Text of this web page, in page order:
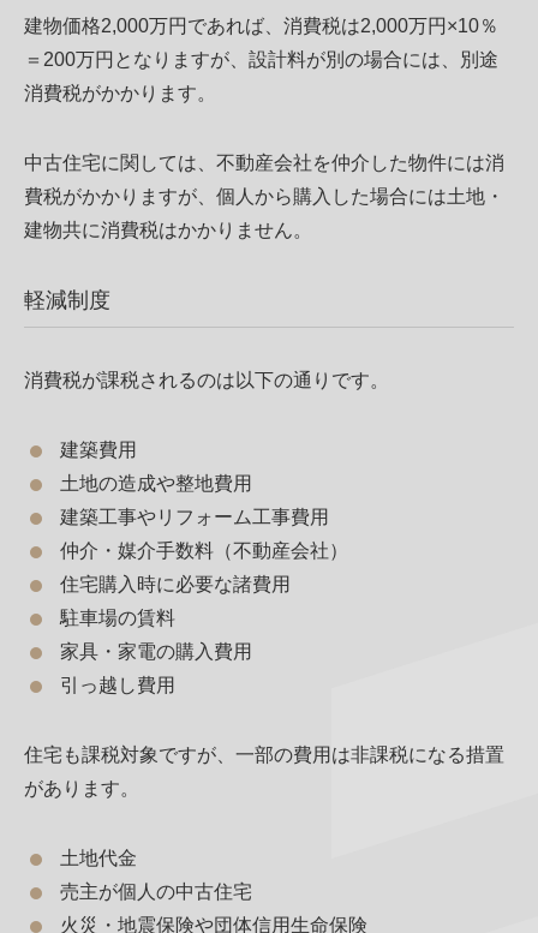
建物価格2,000万円であれば、消費税は2,000万円×10％
＝200万円となりますが、設計料が別の場合には、別途
消費税がかかります。
中古住宅に関しては、不動産会社を仲介した物件には消
費税がかかりますが、個人から購入した場合には土地・
建物共に消費税はかかりません。
軽減制度
消費税が課税されるのは以下の通りです。
建築費用
土地の造成や整地費用
建築工事やリフォーム工事費用
仲介・媒介手数料（不動産会社）
住宅購入時に必要な諸費用
駐車場の賃料
家具・家電の購入費用
引っ越し費用
住宅も課税対象ですが、一部の費用は非課税になる措置
があります。
土地代金
売主が個人の中古住宅
火災・地震保険や団体信用生命保険